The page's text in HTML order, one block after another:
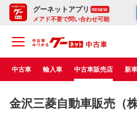
グーネットアプリ RENEW
メアド不要で問い合わせ可能
中古車 輸入車 中古車販売店 新車
金沢三菱自動車販売（